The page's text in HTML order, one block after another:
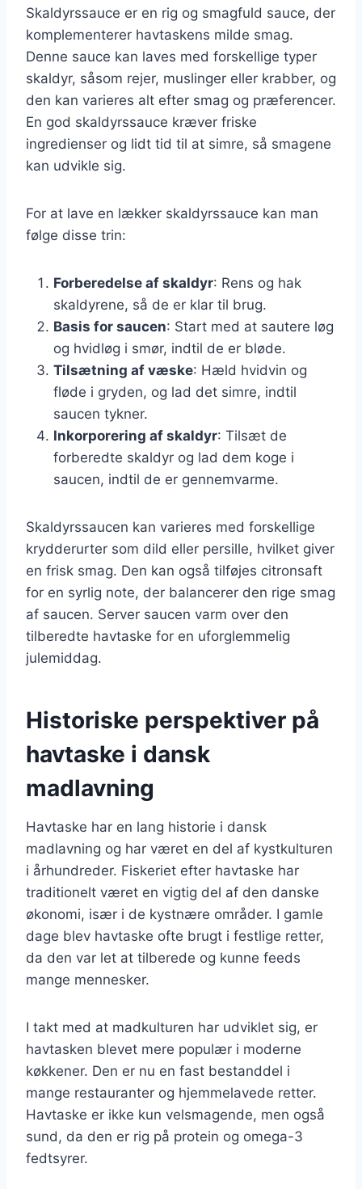
Skaldyrssauce er en rig og smagfuld sauce, der
komplementerer havtaskens milde smag.
Denne sauce kan laves med forskellige typer
skaldyr, såsom rejer, muslinger eller krabber, og
den kan varieres alt efter smag og præferencer.
En god skaldyrssauce kræver friske
ingredienser og lidt tid til at simre, så smagene
kan udvikle sig.
For at lave en lækker skaldyrssauce kan man
følge disse trin:
Forberedelse af skaldyr: Rens og hak
skaldyrene, så de er klar til brug.
Basis for saucen: Start med at sautere løg
og hvidløg i smør, indtil de er bløde.
Tilsætning af væske: Hæld hvidvin og
fløde i gryden, og lad det simre, indtil
saucen tykner.
Inkorporering af skaldyr: Tilsæt de
forberedte skaldyr og lad dem koge i
saucen, indtil de er gennemvarme.
Skaldyrssaucen kan varieres med forskellige
krydderurter som dild eller persille, hvilket giver
en frisk smag. Den kan også tilføjes citronsaft
for en syrlig note, der balancerer den rige smag
af saucen. Server saucen varm over den
tilberedte havtaske for en uforglemmelig
julemiddag.
Historiske perspektiver på
havtaske i dansk
madlavning
Havtaske har en lang historie i dansk
madlavning og har været en del af kystkulturen
i århundreder. Fiskeriet efter havtaske har
traditionelt været en vigtig del af den danske
økonomi, især i de kystnære områder. I gamle
dage blev havtaske ofte brugt i festlige retter,
da den var let at tilberede og kunne feeds
mange mennesker.
I takt med at madkulturen har udviklet sig, er
havtasken blevet mere populær i moderne
køkkener. Den er nu en fast bestanddel i
mange restauranter og hjemmelavede retter.
Havtaske er ikke kun velsmagende, men også
sund, da den er rig på protein og omega-3
fedtsyrer.